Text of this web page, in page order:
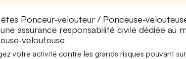
êtes Ponceur-velouteur / Ponceuse-
assurance responsabilité civile dédiée au
velouteuse
votre activité contre les grands risques pouvant